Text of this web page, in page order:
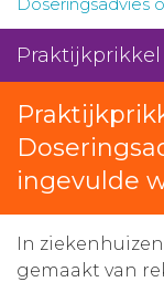
Projecten
Over IVM
Actueel
Contact
Praktijkprikkel
ingevulde
In
gemaakt van